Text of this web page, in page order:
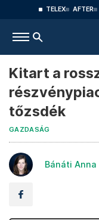
TELEX AFTER
Kitart a
tőzsdék
GAZDASÁG
Bánáti Anna